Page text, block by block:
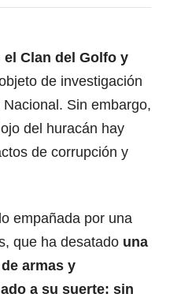
Clan del Golfo y
de investigación
Sin embargo,
del huracán hay
de corrupción y
empañada por una
que ha desatado una
armas y
a su suerte: sin